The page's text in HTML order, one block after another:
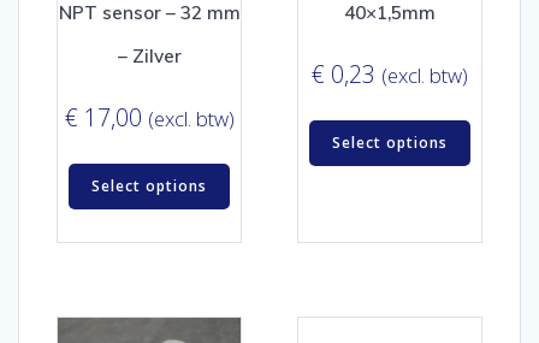
NPT sensor – 32 mm
– Zilver
€ 17,00 (excl. btw)
Select options
40×1,5mm
€ 0,23 (excl. btw)
Select options